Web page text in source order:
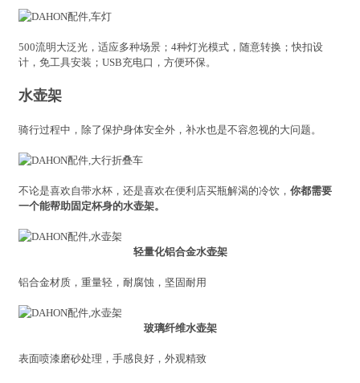
500流明大泛光，适应多种场景；4种灯光模式，随意转换；快扣设
计，免工具安装；USB充电口，方便环保。
水壶架
骑行过程中，除了保护身体安全外，补水也是不容忽视的大问题。
不论是喜欢自带水杯，还是喜欢在便利店买瓶解渴的冷饮， 你都需要
一个能帮助固定杯身的水壶架。
轻量化铝合金水壶架
铝合金材质，重量轻，耐腐蚀，坚固耐用
玻璃纤维水壶架
表面喷漆磨砂处理，手感良好，外观精致